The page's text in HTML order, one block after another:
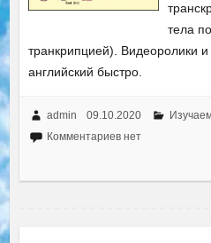
тела
транкрипцией). Видеоролики и
английский быстро.
admin 09.10.2020
Комментариев нет